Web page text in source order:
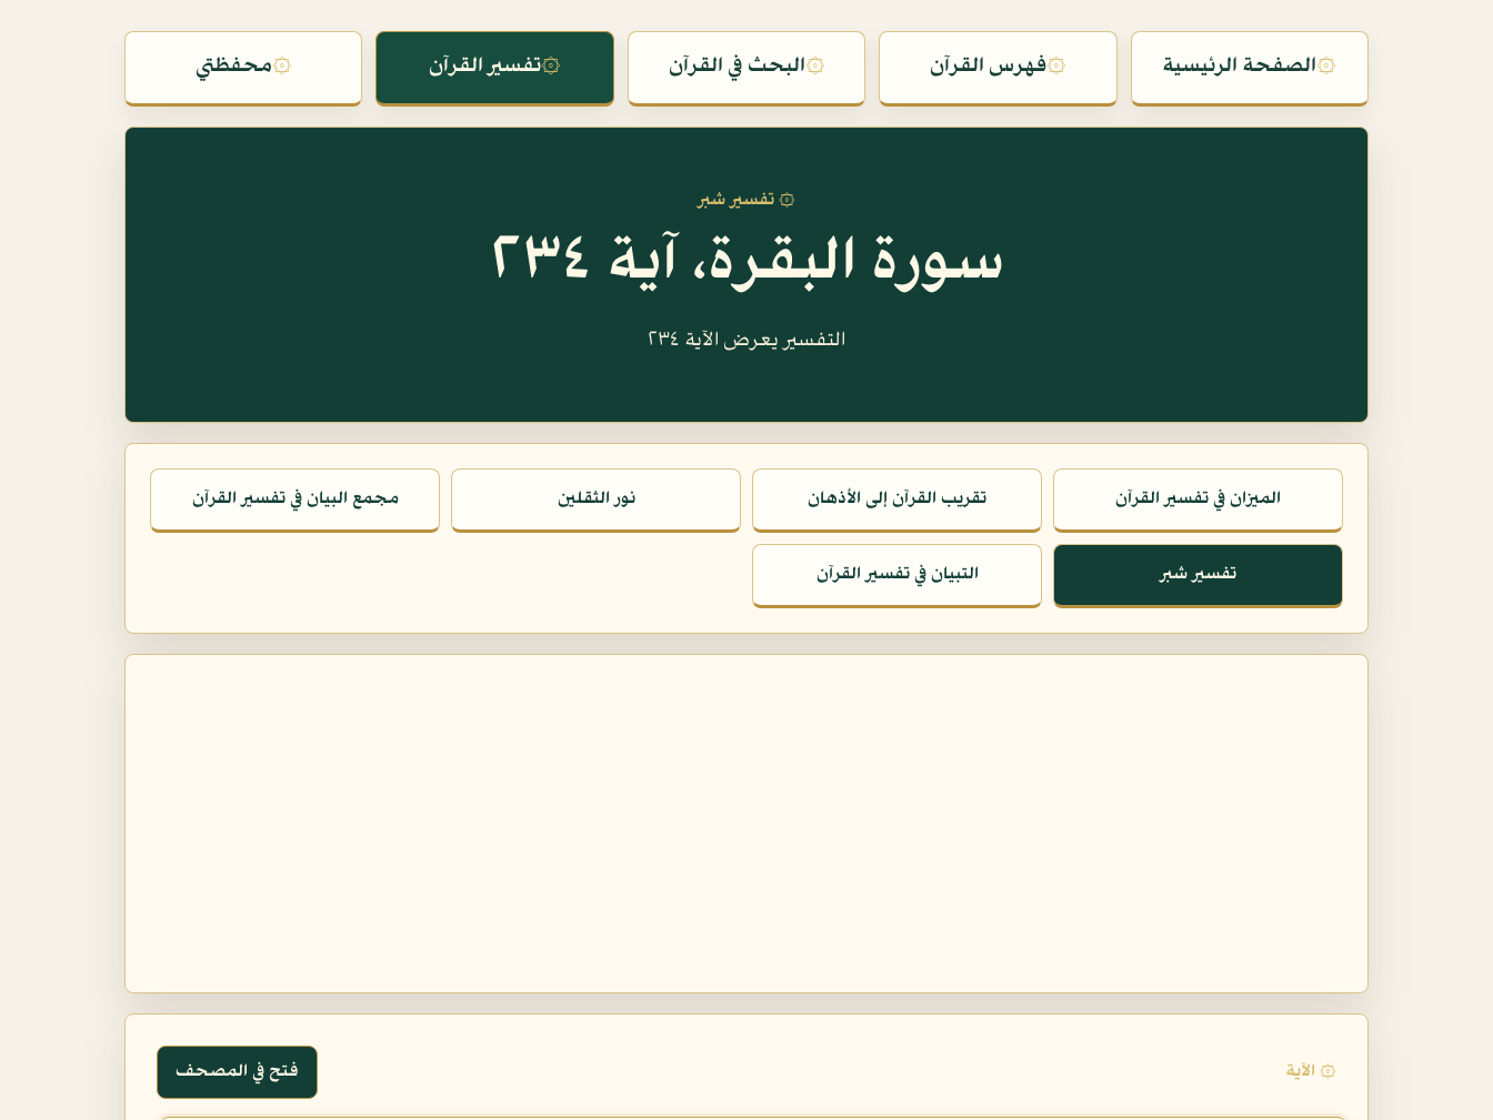
۞الصفحة الرئيسية ۞فهرس القرآن ۞البحث في القرآن ۞تفسير القرآن ۞محفظتي
۞ تفسير شبر
سورة البقرة، آية ٢٣٤
التفسير يعرض الآية ٢٣٤
الميزان في تفسير القرآن تقريب القرآن إلى الأذهان نور الثقلين مجمع البيان في تفسير القرآن
تفسير شبر التبيان في تفسير القرآن
۞ الآية فتح في المصحف